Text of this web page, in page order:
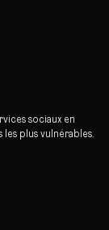
sociaux en
plus vulnérables.